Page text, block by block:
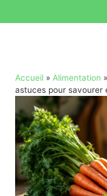
Accueil » Alimentation »
astuces pour savourer